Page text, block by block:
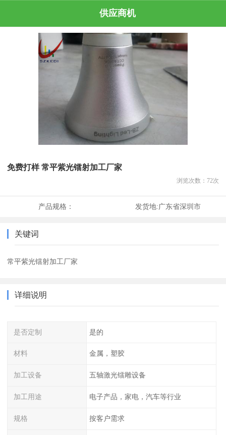
供应商机
免费打样 常平紫光镭射加工厂家
浏览次数： 72次
产品规格： 发货地:广东省深圳市
关键词
常平紫光镭射加工厂家
详细说明
是否定制 是的
材料 金属，塑胶
加工设备 五轴激光镭雕设备
加工用途 电子产品，家电，汽车等行业
规格 按客户需求